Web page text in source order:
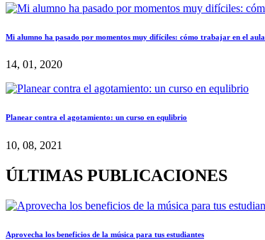
Mi alumno ha pasado por momentos muy difíciles: cómo trabajar en el aula
14, 01, 2020
Planear contra el agotamiento: un curso en equlibrio
10, 08, 2021
ÚLTIMAS PUBLICACIONES
Aprovecha los beneficios de la música para tus estudiantes